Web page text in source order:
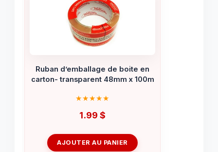
Ruban d’emballage de boite en
carton- transparent 48mm x 100m
1.99 $
AJOUTER AU PANIER